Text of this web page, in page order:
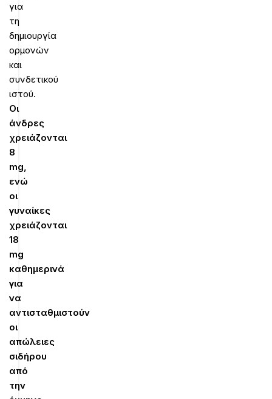
για
τη
δημιουργία
ορμονών
και
συνδετικού
ιστού.
Οι
άνδρες
χρειάζονται
8
mg,
ενώ
οι
γυναίκες
χρειάζονται
18
mg
καθημερινά
για
να
αντισταθμιστούν
οι
απώλειες
σιδήρου
από
την